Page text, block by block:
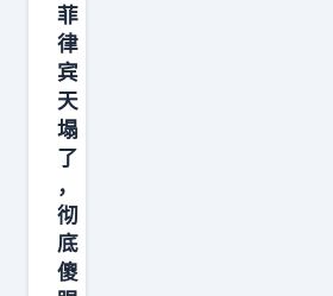
有
没
有
后
悔
？
中
国
海
菲
律
宾
天
塌
了
，
彻
底
傻